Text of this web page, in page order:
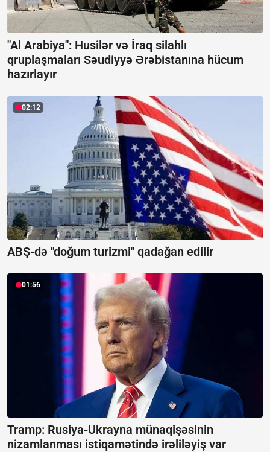
"Al Arabiya": Husilər və İraq silahlı
qruplaşmaları Səudiyyə Ərəbistanına hücum
hazırlayır
02:12
ABŞ-də "doğum turizmi" qadağan edilir
01:56
Tramp: Rusiya-Ukrayna münaqişəsinin
nizamlanması istiqamətində irəliləyiş var